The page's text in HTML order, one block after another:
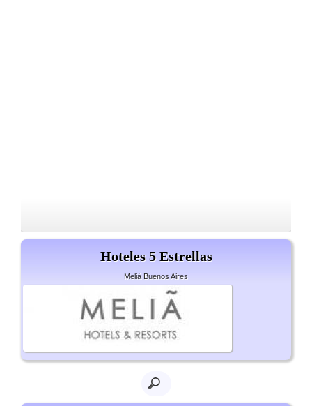
Hoteles 5 Estrellas
Meliá Buenos Aires